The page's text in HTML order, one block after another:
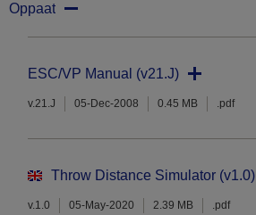
Oppaat
ESC/VP Manual (v21.J)
v.21.J 05-Dec-2008 0.45 MB .pdf
Throw Distance Simulator (v1.0)
v.1.0 05-May-2020 2.39 MB .pdf